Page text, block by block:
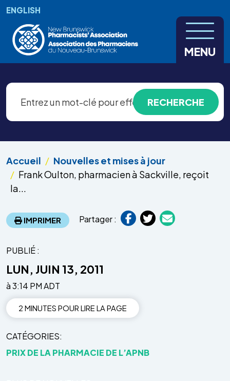
Aller au contenu principal
ENGLISH
MENU
Accueil
Nouvelles et mises à jour
Frank Oulton, pharmacien à Sackville, reçoit
la...
IMPRIMER Partager :
PUBLIÉ :
LUN, JUIN 13, 2011
à 3:14 PM ADT
2 MINUTES POUR LIRE LA PAGE
CATÉGORIES
PRIX DE LA PHARMACIE DE L’APNB